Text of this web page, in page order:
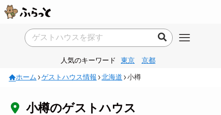
人気のキーワード 東京 京都
ホーム ゲストハウス情報 北海道 小樽
小樽のゲストハウス